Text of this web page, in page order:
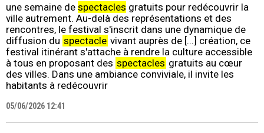
une semaine de spectacles gratuits pour redécouvrir la
ville autrement. Au-delà des représentations et des
rencontres, le festival s'inscrit dans une dynamique de
diffusion du spectacle vivant auprès de [...] création, ce
festival itinérant s'attache à rendre la culture accessible
à tous en proposant des spectacles gratuits au cœur
des villes. Dans une ambiance conviviale, il invite les
habitants à redécouvrir
05/06/2026 12:41